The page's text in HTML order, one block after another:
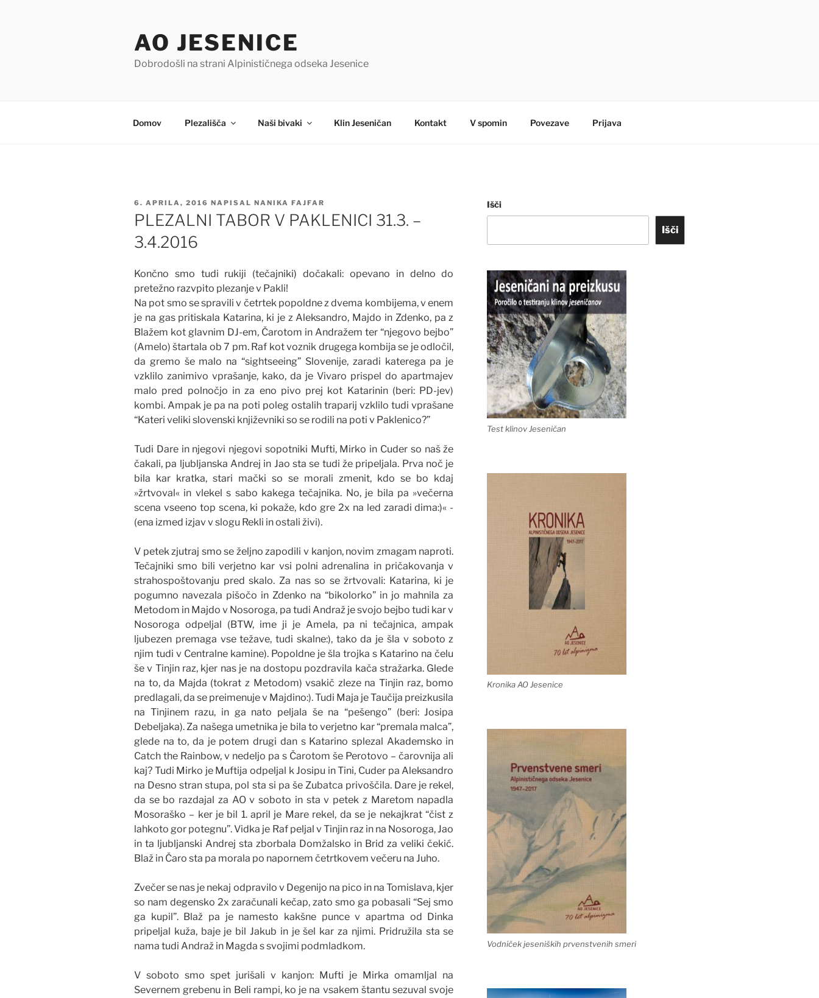
AO JESENICE
Dobrodošli na strani Alpinističnega odseka Jesenice
Domov Plezališča Naši bivaki Klin Jeseničan Kontakt V spomin Povezave Prijava
OBJAVLJENO
DNE
6. APRILA, 2016 NAPISAL NANIKA FAJFAR
PLEZALNI TABOR V PAKLENICI 31.3. –
3.4.2016
Končno smo tudi rukiji (tečajniki) dočakali: opevano in delno do
pretežno razvpito plezanje v Pakli!
Na pot smo se spravili v četrtek popoldne z dvema kombijema, v enem
je na gas pritiskala Katarina, ki je z Aleksandro, Majdo in Zdenko, pa z
Blažem kot glavnim DJ-em, Čarotom in Andražem ter “njegovo bejbo”
(Amelo) štartala ob 7 pm. Raf kot voznik drugega kombija se je odločil,
da gremo še malo na “sightseeing” Slovenije, zaradi katerega pa je
vzklilo zanimivo vprašanje, kako, da je Vivaro prispel do apartmajev
malo pred polnočjo in za eno pivo prej kot Katarinin (beri: PD-jev)
kombi. Ampak je pa na poti poleg ostalih traparij vzklilo tudi vprašane
“Kateri veliki slovenski književniki so se rodili na poti v Paklenico?”
Tudi Dare in njegovi njegovi sopotniki Mufti, Mirko in Cuder so naš že
čakali, pa ljubljanska Andrej in Jao sta se tudi že pripeljala. Prva noč je
bila kar kratka, stari mački so se morali zmenit, kdo se bo kdaj
»žrtvoval« in vlekel s sabo kakega tečajnika. No, je bila pa »večerna
scena vseeno top scena, ki pokaže, kdo gre 2x na led zaradi dima:)« -
(ena izmed izjav v slogu Rekli in ostali živi).
V petek zjutraj smo se željno zapodili v kanjon, novim zmagam naproti.
Tečajniki smo bili verjetno kar vsi polni adrenalina in pričakovanja v
strahospoštovanju pred skalo. Za nas so se žrtvovali: Katarina, ki je
pogumno navezala pišočo in Zdenko na “bikolorko” in jo mahnila za
Metodom in Majdo v Nosoroga, pa tudi Andraž je svojo bejbo tudi kar v
Nosoroga odpeljal (BTW, ime ji je Amela, pa ni tečajnica, ampak
ljubezen premaga vse težave, tudi skalne:), tako da je šla v soboto z
njim tudi v Centralne kamine). Popoldne je šla trojka s Katarino na čelu
še v Tinjin raz, kjer nas je na dostopu pozdravila kača stražarka. Glede
na to, da Majda (tokrat z Metodom) vsakič zleze na Tinjin raz, bomo
predlagali, da se preimenuje v Majdino:). Tudi Maja je Taučija preizkusila
na Tinjinem razu, in ga nato peljala še na “pešengo” (beri: Josipa
Debeljaka). Za našega umetnika je bila to verjetno kar “premala malca”,
glede na to, da je potem drugi dan s Katarino splezal Akademsko in
Catch the Rainbow, v nedeljo pa s Čarotom še Perotovo – čarovnija ali
kaj? Tudi Mirko je Muftija odpeljal k Josipu in Tini, Cuder pa Aleksandro
na Desno stran stupa, pol sta si pa še Zubatca privoščila. Dare je rekel,
da se bo razdajal za AO v soboto in sta v petek z Maretom napadla
Mosoraško – ker je bil 1. april je Mare rekel, da se je nekajkrat “čist z
lahkoto gor potegnu”. Vidka je Raf peljal v Tinjin raz in na Nosoroga, Jao
in ta ljubljanski Andrej sta zborbala Domžalsko in Brid za veliki čekić.
Blaž in Čaro sta pa morala po napornem četrtkovem večeru na Juho.
Zvečer se nas je nekaj odpravilo v Degenijo na pico in na Tomislava, kjer
so nam degensko 2x zaračunali kečap, zato smo ga pobasali “Sej smo
ga kupil”. Blaž pa je namesto kakšne punce v apartma od Dinka
pripeljal kuža, baje je bil Jakub in je šel kar za njimi. Pridružila sta se
nama tudi Andraž in Magda s svojimi podmladkom.
V soboto smo spet jurišali v kanjon: Mufti je Mirka omamljal na
Severnem grebenu in Beli rampi, ko je na vsakem štantu sezuval svoje
Išči
Išči
Test klinov Jeseničan
Kronika AO Jesenice
Vodniček jeseniških prvenstvenih smeri